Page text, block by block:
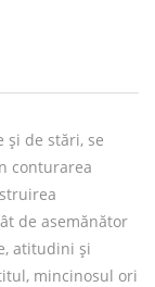
și de stări, se
conturarea
de asemănător
atitudini și
mincinosul ori